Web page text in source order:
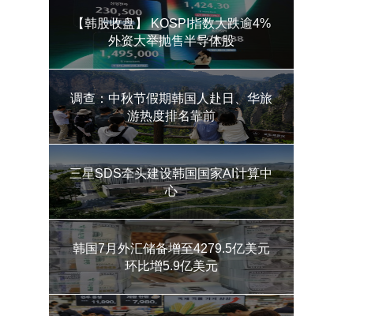
【韩股收盘】 KOSPI指数大跌逾4%
外资大举抛售半导体股
调查：中秋节假期韩国人赴日、华旅
游热度排名靠前
三星SDS牵头建设韩国国家AI计算中
心
韩国7月外汇储备增至4279.5亿美元
环比增5.9亿美元